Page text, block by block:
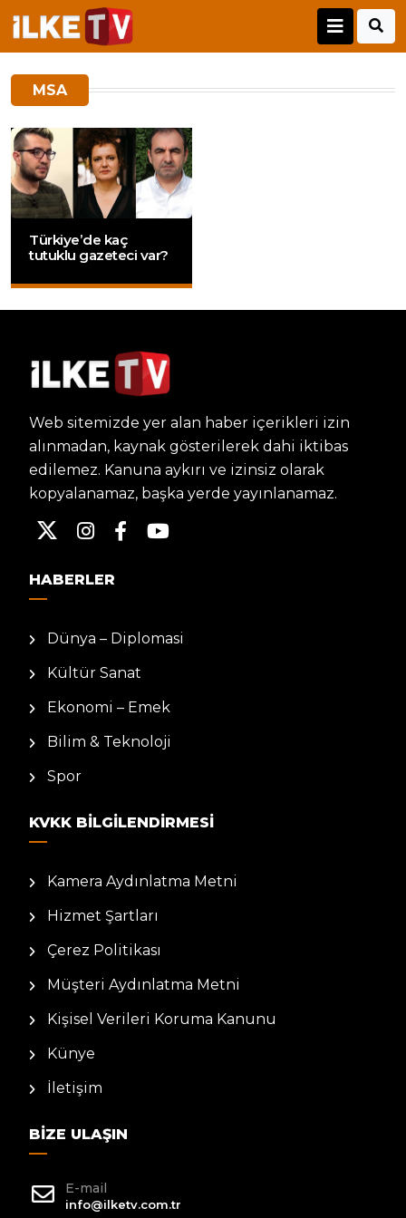
MSA
Türkiye’de kaç
tutuklu gazeteci var?
Web sitemizde yer alan haber içerikleri izin
alınmadan, kaynak gösterilerek dahi iktibas
edilemez. Kanuna aykırı ve izinsiz olarak
kopyalanamaz, başka yerde yayınlanamaz.
HABERLER
Dünya – Diplomasi
Kültür Sanat
Ekonomi – Emek
Bilim & Teknoloji
Spor
KVKK BILGILENDIRMESI
Kamera Aydınlatma Metni
Hizmet Şartları
Çerez Politikası
Müşteri Aydınlatma Metni
Kişisel Verileri Koruma Kanunu
Künye
İletişim
BIZE ULAŞIN
E-mail
info@ilketv.com.tr